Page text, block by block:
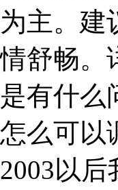
为主。建
情舒畅。
是有什么
怎么可以
2003以